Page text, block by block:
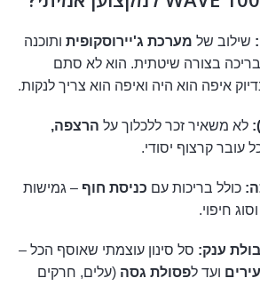
שילוב של מערכת ג'יירוסקופית ותוכנה
בצורה שיטתית. הוא לא סתם
איפה הוא היה ואיפה הוא צריך לנקות.
לא משאיר זכר ללכלוך על הרצפה,
עובר קרצוף יסודי.
כולל בריכות עם כניסת חוף – גמישות
חיפוי.
ענק: סל סינון עוצמתי שאוסף הכל –
ועד לפסולת גסה (עלים, חרקים